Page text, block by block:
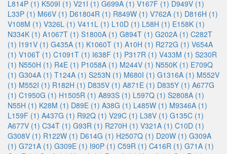
L814P (1) K509I (1) V21I (1) G699A (1) V167F (1) D949V (1)
L33P (1) M66V (1) D61804R (1) R849W (1) V762A (1) D816H (1)
V108M (1) V326L (1) V411L (1) L10D (1) L58H (1) E158K (1)
N334K (1) A1067T (1) S1800A (1) G894T (1) G202A (1) C282T
(1) I191V (1) G435A (1) K1060T (1) A10H (1) R272G (1) V654A
(1) V106T (1) C1091T (1) I638F (1) P317R (1) V433M (1) S230R
(1) N550H (1) R4E (1) P1058A (1) M244V (1) N550K (1) E709Q
(1) G304A (1) T124A (1) S253N (1) M680I (1) G1316A (1) M552V
(1) M552I (1) R182H (1) D835V (1) A871E (1) D835Y (1) A677G
(1) C1950G (1) H1505R (1) A893S (1) L597Q (1) S2808A (1)
N55H (1) K28M (1) D89E (1) A38G (1) L485W (1) M9346A (1)
L159F (1) A437G (1) R92Q (1) V29C (1) L38V (1) G135C (1)
A677V (1) C34T (1) G93R (1) R270H (1) V321A (1) C10D (1)
G308V (1) R122W (1) D614G (1) H2507Q (1) D20W (1) G309A
(1) G721A (1) G309E (1) I90P (1) C59R (1) C416R (1) G71A (1)